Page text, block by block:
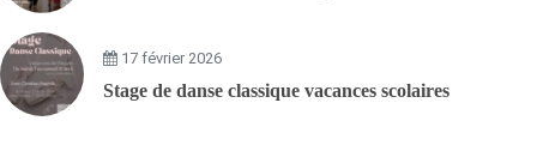
17 février 2026
Stage de danse classique vacances scolaires